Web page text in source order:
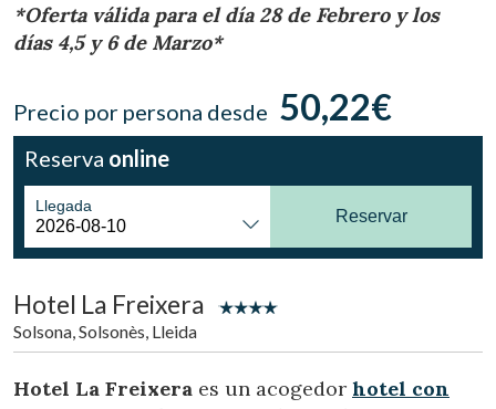
vpn_key Iniciar sesión
Ubicación/nombre del hotel
CA ES EN FR
*Oferta válida para el día 28 de Febrero y los
días 4,5 y 6 de Marzo*
Precio por persona desde 50,22€
Reserva online
Llegada
Reservar
Hotel La Freixera
Solsona, Solsonès, Lleida
Hotel La Freixera es un acogedor hotel con